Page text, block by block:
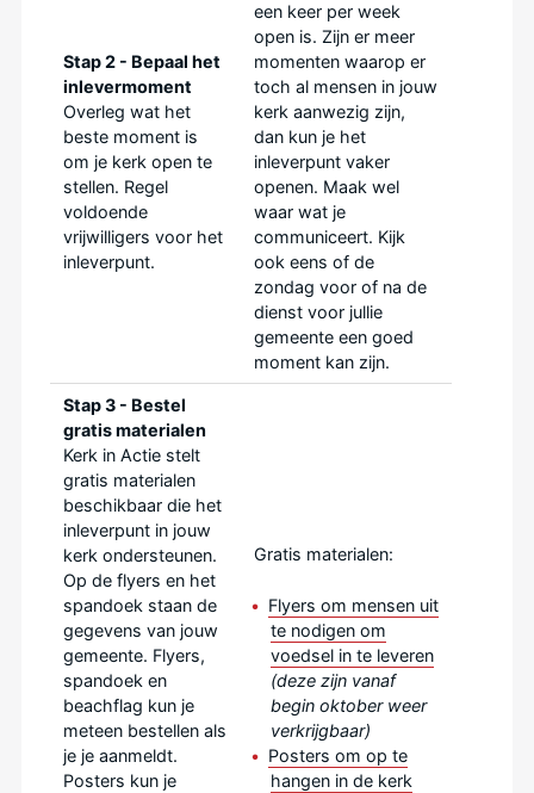
Stap 2 - Bepaal het
inlevermoment
Overleg wat het
beste moment is
om je kerk open te
stellen. Regel
voldoende
vrijwilligers voor het
inleverpunt.
een keer per week
open is. Zijn er meer
momenten waarop er
toch al mensen in jouw
kerk aanwezig zijn,
dan kun je het
inleverpunt vaker
openen. Maak wel
waar wat je
communiceert. Kijk
ook eens of de
zondag voor of na de
dienst voor jullie
gemeente een goed
moment kan zijn.
Stap 3 - Bestel
gratis materialen
Kerk in Actie stelt
gratis materialen
beschikbaar die het
inleverpunt in jouw
kerk ondersteunen.
Op de flyers en het
spandoek staan de
gegevens van jouw
gemeente. Flyers,
spandoek en
beachflag kun je
meteen bestellen als
je je aanmeldt.
Posters kun je
Gratis materialen:
Flyers om mensen uit
te nodigen om
voedsel in te leveren
(deze zijn vanaf
begin oktober weer
verkrijgbaar)
Posters om op te
hangen in de kerk